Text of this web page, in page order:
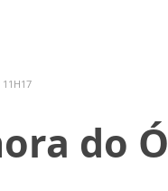
11H17
do Ó